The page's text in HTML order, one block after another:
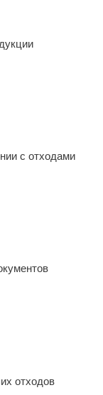
с отходами
отходов